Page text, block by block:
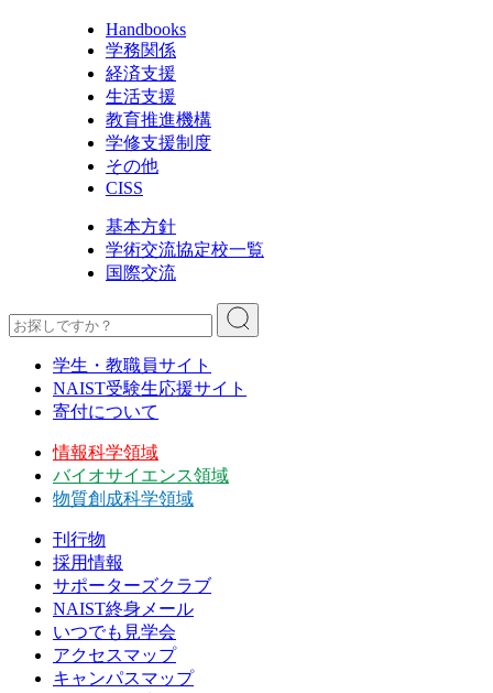
Handbooks
学務関係
経済支援
生活支援
教育推進機構
学修支援制度
その他
CISS
基本方針
学術交流協定校一覧
国際交流
学生・教職員サイト
NAIST受験生応援サイト
寄付について
情報科学領域
バイオサイエンス領域
物質創成科学領域
刊行物
採用情報
サポーターズクラブ
NAIST終身メール
いつでも見学会
アクセスマップ
キャンパスマップ